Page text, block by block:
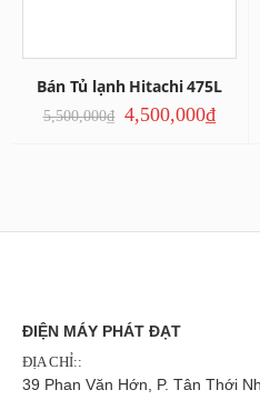
Bán Tủ lạnh Hitachi 475L
5,500,000₫ 4,500,000₫
ĐIỆN MÁY PHÁT ĐẠT
ĐỊA CHỈ::
39 Phan Văn Hớn, P. Tân Thới